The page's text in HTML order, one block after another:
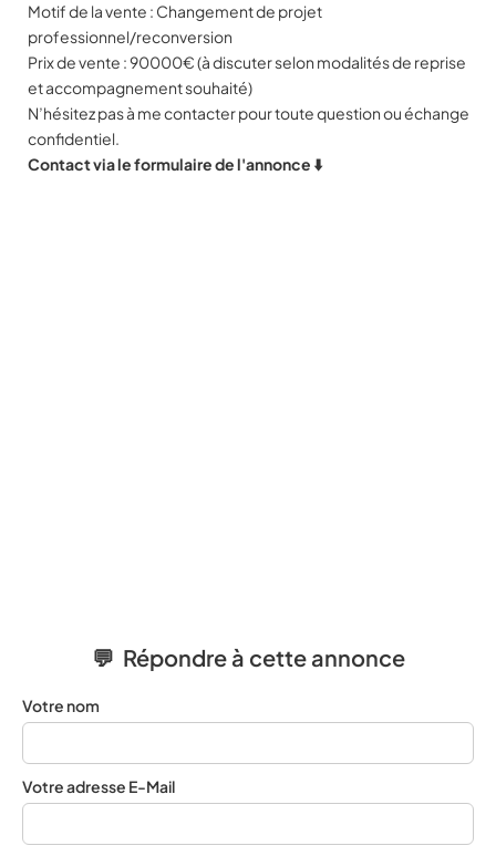
Motif de la vente : Changement de projet
professionnel/reconversion
Prix de vente : 90000€ (à discuter selon modalités de reprise
et accompagnement souhaité)
N’hésitez pas à me contacter pour toute question ou échange
confidentiel.
Contact via le formulaire de l'annonce ⬇️
💬 Répondre à cette annonce
Votre nom
Votre adresse E-Mail